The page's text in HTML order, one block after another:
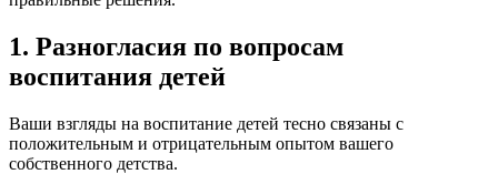
1. Разногласия по вопросам
воспитания детей
Ваши взгляды на воспитание детей тесно связаны с
положительным и отрицательным опытом вашего
собственного детства.